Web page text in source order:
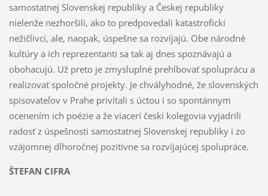
samostatnej Slovenskej republiky a Českej republiky
nielenže nezhoršili, ako to predpovedali katastrofickí
nežičlivci, ale, naopak, úspešne sa rozvíjajú. Obe národné
kultúry a ich reprezentanti sa tak aj dnes spoznávajú a
obohacujú. Už preto je zmysluplné prehlbovať spoluprácu a
realizovať spoločné projekty. Je chvályhodné, že slovenských
spisovateľov v Prahe privítali s úctou i so spontánnym
ocenením ich poézie a že viacerí českí kolegovia vyjadrili
radosť z úspešnosti samostatnej Slovenskej republiky i zo
vzájomnej dlhoročnej pozitívne sa rozvíjajúcej spolupráce.
ŠTEFAN CIFRA